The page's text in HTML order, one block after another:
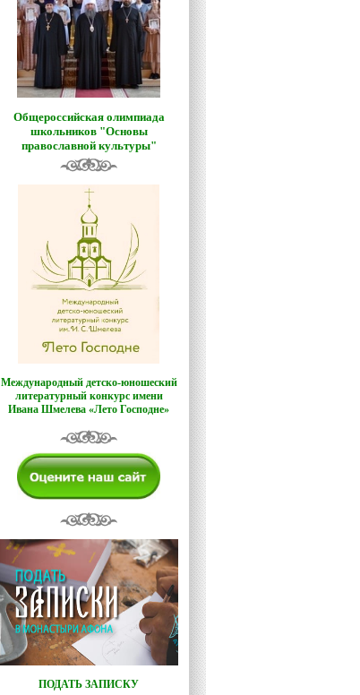
Общероссийская олимпиада
школьников "Основы
православной культуры"
Международный детско-юношеский
литературный конкурс имени
Ивана Шмелева «Лето Господне»
ПОДАТЬ ЗАПИСКУ